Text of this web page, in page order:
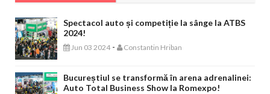
Spectacol auto și competiție la sânge la ATBS
2024!
Jun 03 2024 - Constantin Hriban
Bucureștiul se transformă în arena adrenalinei:
Auto Total Business Show la Romexpo!